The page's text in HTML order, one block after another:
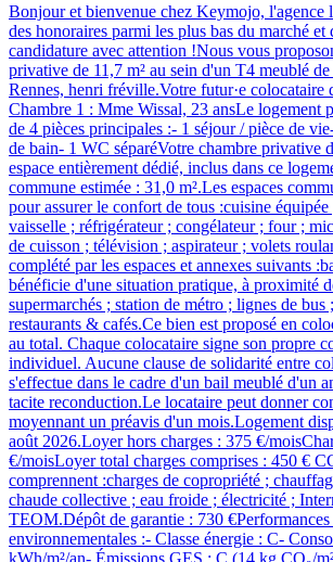
Bonjour et bienvenue chez Keymojo, l'agence
des honoraires parmi les plus bas du marché et
candidature avec attention !Nous vous
privative de 11,7 m² au sein d'un T4 meublé de
Rennes, henri fréville.Votre futur·e colocataire
Chambre 1 : Mme Wissal, 23 ansLe logement
de 4 pièces principales :- 1 séjour / pièce de
de bain- 1 WC séparéVotre chambre privative
espace entièrement dédié, inclus dans ce
commune estimée : 31,0 m².Les espaces
pour assurer le confort de tous :cuisine
vaisselle ; réfrigérateur ; congélateur ; four ;
de cuisson ; télévision ; aspirateur ; volets
complété par les espaces et annexes suivants
bénéficie d'une situation pratique, à proximité
supermarchés ; station de métro ; lignes de bus
restaurants & cafés.Ce bien est proposé en
au total. Chaque colocataire signe son propre
individuel. Aucune clause de solidarité entre
s'effectue dans le cadre d'un bail meublé d'un
tacite reconduction.Le locataire peut donner
moyennant un préavis d'un mois.Logement
août 2026.Loyer hors charges : 375 €/
€/moisLoyer total charges comprises : 450 €
comprennent :charges de copropriété ;
chaude collective ; eau froide ; électricité ;
TEOM.Dépôt de garantie : 730 €Performances
environnementales :- Classe énergie : C-
kWh/m²/an- Émissions GES : C (14 kg CO₂/